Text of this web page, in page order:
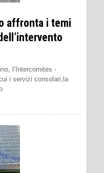
affronta i temi
l’Intercomites -
i servizi consolari,la